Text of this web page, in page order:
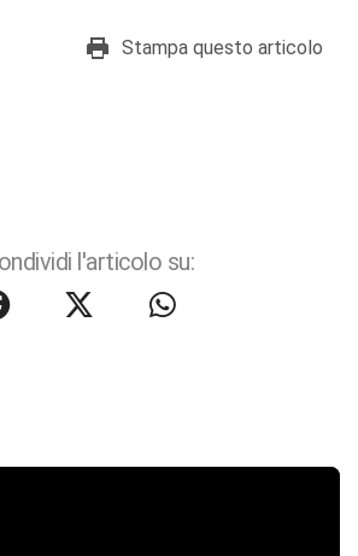
Stampa questo articolo
l'articolo su: